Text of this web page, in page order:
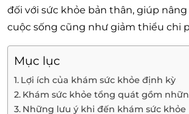
đối với sức khỏe bản thân, giúp
cuộc sống cũng như giảm thiểu chi
Mục lục
Lợi ích của khám sức khỏe định kỳ
Khám sức khỏe tổng quát gồm
Những lưu ý khi đến khám sức khỏe